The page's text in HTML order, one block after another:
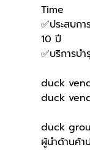
Time
✅ประสบก
10 ปี
✅บริการบ
duck
duck
duck
ผู้นำด้านค้